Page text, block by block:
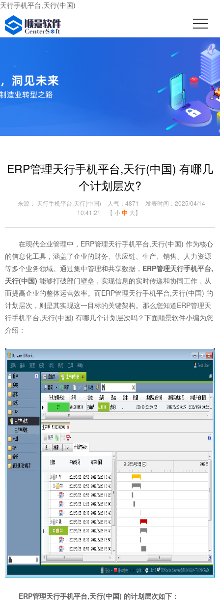
天行手机平台,天行(中国)
ERP管理天行手机平台,天行(中国) 有哪几
个计划层次?
来源： 天行手机平台,天行(中国) 人气：4871
发表时间：2025/04/14
10:41:21
【 小 中 大】
在现代企业管理中，ERP管理天行手机平台,天行(中国) 作为核心
的信息化工具，涵盖了企业的财务、供应链、生产、销售、人力资源
等多个业务领域。通过集中管理和共享数据， ERP管理天行手机平台,
天行(中国) 能够打破部门壁垒，实现信息的实时传递和协同工作，从
而提高企业的整体运营效率。而ERP管理天行手机平台,天行(中国) 的
计划层次，则是其实现这一目标的关键架构。那么您知道ERP管理天
行手机平台,天行(中国) 有哪几个计划层次吗？下面顺景软件小编为您
介绍：
ERP管理天行手机平台,天行(中国) 的计划层次如下：